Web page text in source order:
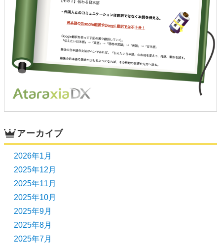
アーカイブ
2026年1月
2025年12月
2025年11月
2025年10月
2025年9月
2025年8月
2025年7月